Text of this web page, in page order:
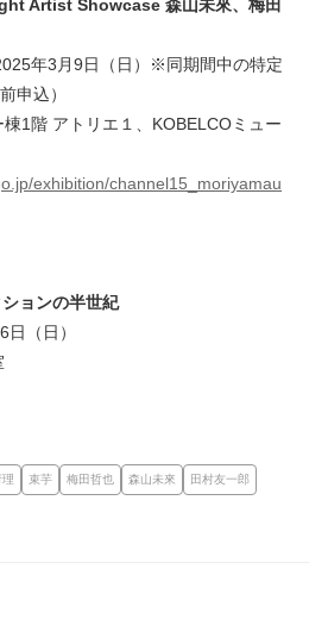
Artist Showcase 森山未來、梅田
年3月9日（日）※同期間中の特定
申込）
1階 アトリエ１、KOBELCOミュー
exhibition/channel15_moriyamau
ョンの半世紀
（日）
理 束芋 梅田哲也 森山未來 田村友一郎